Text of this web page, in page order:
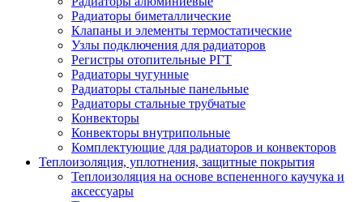
Радиаторы биметаллические
Клапаны и элементы термостатические
Узлы подключения для радиаторов
Регистры отопительные РГТ
Радиаторы чугунные
Радиаторы стальные панельные
Радиаторы стальные трубчатые
Конвекторы
Конвекторы внутрипольные
Комплектующие для радиаторов и конвекторов
Теплоизоляция, уплотнения, защитные покрытия
Теплоизоляция на основе вспененного каучука и
аксессуары